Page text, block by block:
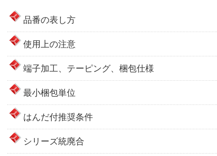
品番の表し方
使用上の注意
端子加工、テーピング、梱包仕様
最小梱包単位
はんだ付推奨条件
シリーズ統廃合